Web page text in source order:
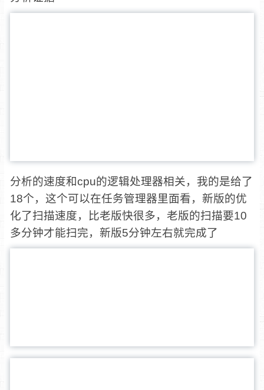
分析的速度和cpu的逻辑处理器相关，我的是给了
18个，这个可以在任务管理器里面看，新版的优
化了扫描速度，比老版快很多，老版的扫描要10
多分钟才能扫完，新版5分钟左右就完成了